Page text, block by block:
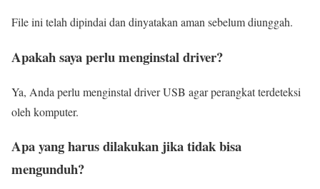
File ini telah dipindai dan dinyatakan aman sebelum diunggah.
Apakah saya perlu menginstal driver?
Ya, Anda perlu menginstal driver USB agar perangkat terdeteksi
oleh komputer.
Apa yang harus dilakukan jika tidak bisa
mengunduh?